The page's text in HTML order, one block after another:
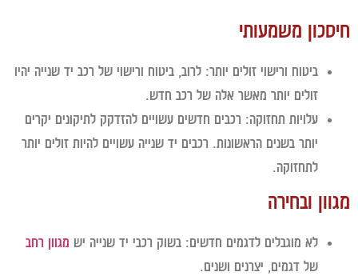
משמעותי
ביטוח ורישוי זולים יותר: לרוב, ביטוח ורישוי של רכב יד שנייה יהיו
זולים יותר מאשר אלה של רכב חדש.
עלויות תחזוקה:רכבים חדשים עשויים להזדקק לתיקונים יקרים
יותר בשנים הראשונות. רכבים יד שנייה עשויים להיות זולים יותר
לתחזוקה.
ובחירה
לא מוגבלים לדגמים חדשים:בשוק רכבי יד שנייה ישמגוון רחב
של דגמים, יצרנים ושנים.